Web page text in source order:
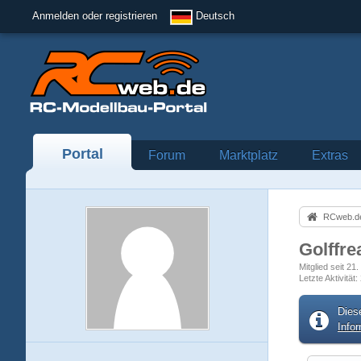
Anmelden oder registrieren Deutsch
Portal Forum Marktplatz Extras
Mitglied seit 21.
Letzte Aktivität